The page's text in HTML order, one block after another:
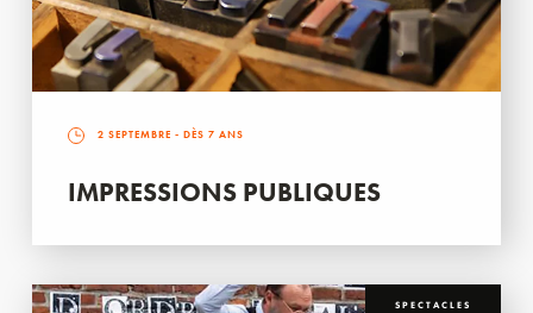
2 SEPTEMBRE - DÈS 7 ANS
IMPRESSIONS PUBLIQUES
SPECTACLES